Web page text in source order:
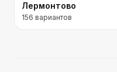
Лермонтово
156 вариантов